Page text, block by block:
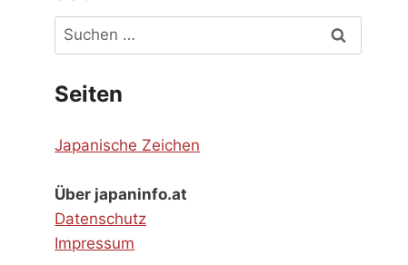
Suchen
nach:
Seiten
Japanische Zeichen
Über japaninfo.at
Datenschutz
Impressum